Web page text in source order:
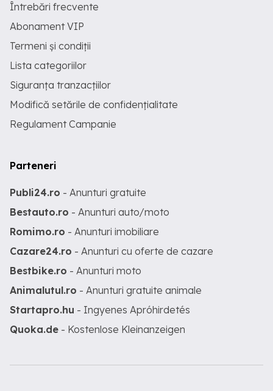
Întrebări frecvente
Abonament VIP
Termeni și condiții
Lista categoriilor
Siguranța tranzacțiilor
Modifică setările de confidențialitate
Regulament Campanie
Parteneri
Publi24.ro - Anunturi gratuite
Bestauto.ro - Anunturi auto/moto
Romimo.ro - Anunturi imobiliare
Cazare24.ro - Anunturi cu oferte de cazare
Bestbike.ro - Anunturi moto
Animalutul.ro - Anunturi gratuite animale
Startapro.hu - Ingyenes Apróhirdetés
Quoka.de - Kostenlose Kleinanzeigen